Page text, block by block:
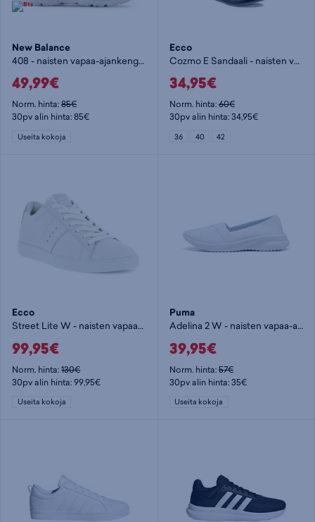
New Balance
408 - naisten vapaa-ajankengät
49,99€
Norm. hinta:85€
30pv alin hinta: 85€
Useita kokoja
Ecco
Cozmo E Sandaali - naisten vapaa-ajankengät
34,95€
Norm. hinta:60€
30pv alin hinta: 34,95€
36 40 42
Ecco
Street Lite W - naisten vapaa-ajankengät
99,95€
Norm. hinta:130€
30pv alin hinta: 99,95€
Useita kokoja
Puma
Adelina 2 W - naisten vapaa-ajankengät
39,95€
Norm. hinta:57€
30pv alin hinta: 35€
Useita kokoja